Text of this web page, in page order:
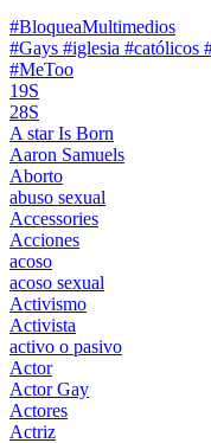
#BloqueaMultimedios
#Gays #iglesia #católicos
#MeToo
19S
28S
A star Is Born
Aaron Samuels
Aborto
abuso sexual
Accessories
Acciones
acoso
acoso sexual
Activismo
Activista
activo o pasivo
Actor
Actor Gay
Actores
Actriz